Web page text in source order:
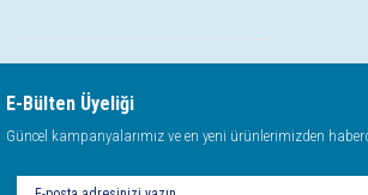
E-Bülten Üyeliği
Güncel kampanyalarımız ve en yeni ürünlerimizden